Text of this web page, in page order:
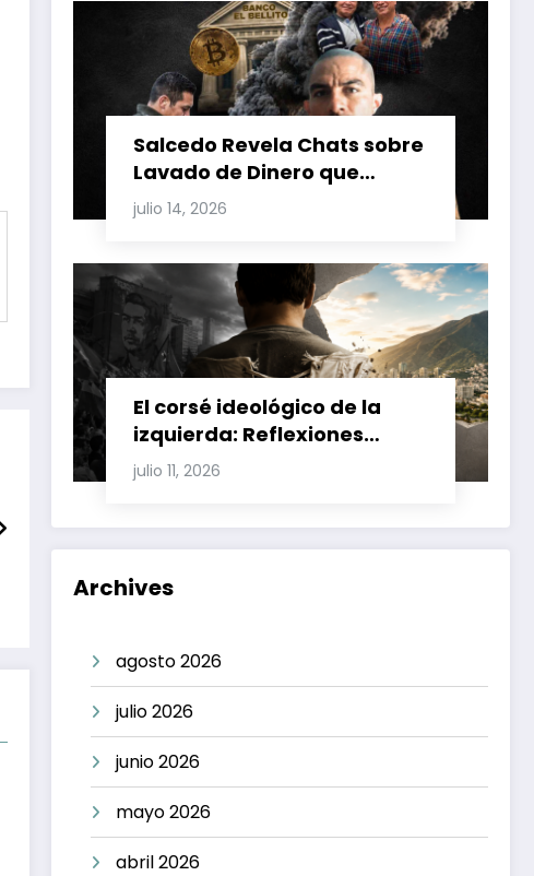
venezolana
Salcedo Revela Chats sobre
Lavado de Dinero que
Involucran a Glas, Correa y
Juan Fernando Petro en el
julio 14, 2026
El corsé ideológico de la
izquierda: Reflexiones
sobre el fracaso chavista y
la crisis moral en América
julio 11, 2026
Archives
agosto 2026
julio 2026
junio 2026
mayo 2026
abril 2026